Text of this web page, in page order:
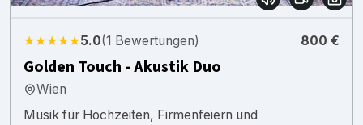
★★★★★5.0(1 Bewertungen) 800 €
Golden Touch - Akustik Duo
Wien
Musik für Hochzeiten, Firmenfeiern und